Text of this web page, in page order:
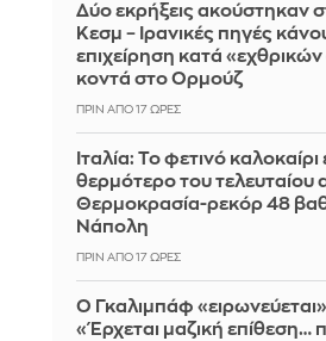
Δύο εκρήξεις ακούστηκαν
Κεσμ – Ιρανικές πηγές
επιχείρηση κατά
κοντά στο Ορμούζ
ΠΡΙΝ ΑΠΌ 17 ΏΡΕΣ
Ιταλία: To φετινό καλοκαίρι
θερμότερο του τελευταίου
Θερμοκρασία-ρεκόρ 48
Νάπολη
ΠΡΙΝ ΑΠΌ 17 ΏΡΕΣ
Ο Γκαλιμπάφ
«Έρχεται μαζική επίθεση…